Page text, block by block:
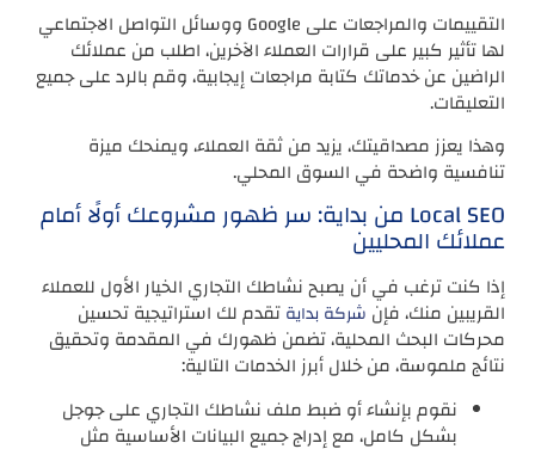
التقييمات والمراجعات على Google ووسائل التواصل الاجتماعي
لها تأثير كبير على قرارات العملاء الآخرين، اطلب من عملائك
الراضين عن خدماتك كتابة مراجعات إيجابية، وقم بالرد على جميع
التعليقات.
وهذا يعزز مصداقيتك، يزيد من ثقة العملاء، ويمنحك ميزة
تنافسية واضحة في السوق المحلي.
Local SEO من بداية: سر ظهور مشروعك أولًا أمام
عملائك المحليين
إذا كنت ترغب في أن يصبح نشاطك التجاري الخيار الأول للعملاء
القريبين منك، فإن شركة بدايةتقدم لك استراتيجية تحسين
محركات البحث المحلية، تضمن ظهورك في المقدمة وتحقيق
نتائج ملموسة، من خلال أبرز الخدمات التالية:
نقوم بإنشاء أو ضبط ملف نشاطك التجاري على جوجل
بشكل كامل، مع إدراج جميع البيانات الأساسية مثل